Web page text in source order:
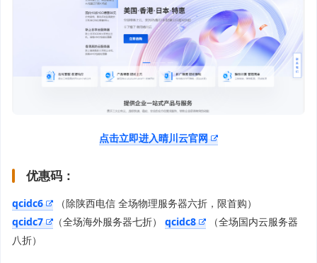
点击立即进入晴川云官网
优惠码：
qcidc6
（除陕西电信 全场物理服务器六折，限首购）
qcidc7
（全场海外服务器七折） qcidc8
（全场国内云服务器
八折）